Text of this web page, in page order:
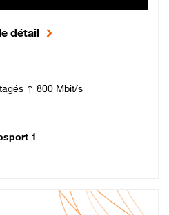
détail
↑ 800 Mbit/s
1